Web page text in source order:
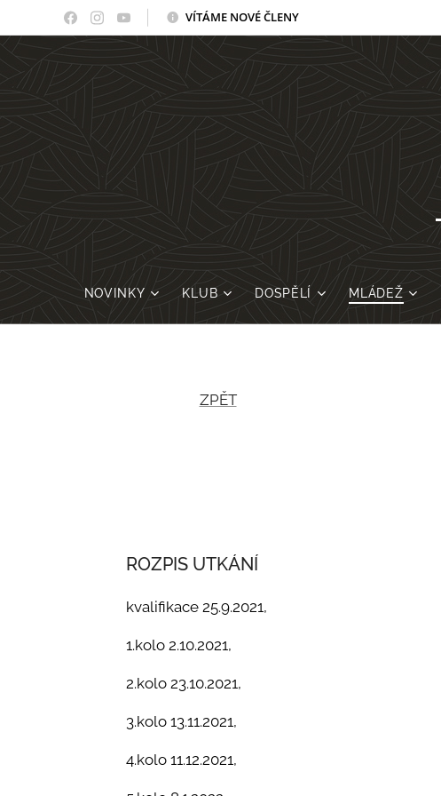
VÍTÁME NOVÉ ČLENY
NOVINKY KLUB DOSPĚLÍ MLÁDEŽ
ZPĚT
ROZPIS UTKÁNÍ
kvalifikace 25.9.2021,
1.kolo 2.10.2021,
2.kolo 23.10.2021,
3.kolo 13.11.2021,
4.kolo 11.12.2021,